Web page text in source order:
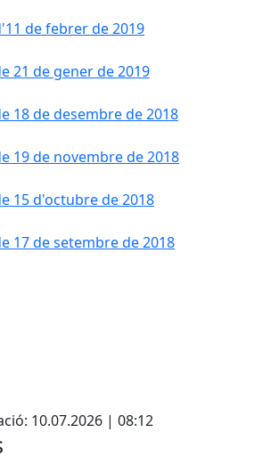
de febrer de 2019
21 de gener de 2019
18 de desembre de 2018
19 de novembre de 2018
15 d'octubre de 2018
17 de setembre de 2018
10.07.2026 | 08:12